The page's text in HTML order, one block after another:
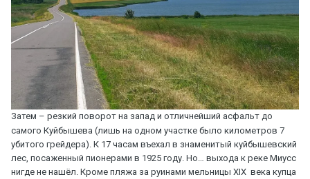
Затем – резкий поворот на запад и отличнейший асфальт до
самого Куйбышева (лишь на одном участке было километров 7
убитого грейдера). К 17 часам въехал в знаменитый куйбышевский
лес, посаженный пионерами в 1925 году. Но… выхода к реке Миусс
нигде не нашёл. Кроме пляжа за руинами мельницы XIX века купца